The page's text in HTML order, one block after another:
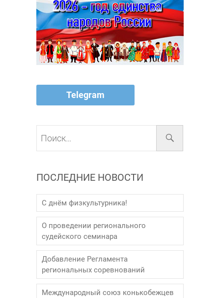
Telegram
ПОСЛЕДНИЕ НОВОСТИ
С днём физкультурника!
О проведении регионального
судейского семинара
Добавление Регламента
региональных соревнований
Международный союз конькобежцев